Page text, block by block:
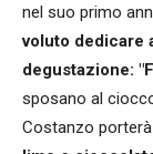
nel suo primo
voluto dedicare
degustazione:
sposano al
Costanzo